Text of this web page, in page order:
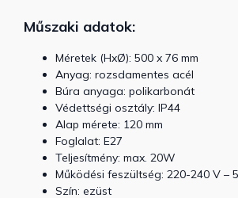
Műszaki adatok:
Méretek (HxØ): 500 x 76 mm
Anyag: rozsdamentes acél
Búra anyaga: polikarbonát
Védettségi osztály: IP44
Alap mérete: 120 mm
Foglalat: E27
Teljesítmény: max. 20W
Működési feszültség: 220-240 V –
Szín: ezüst